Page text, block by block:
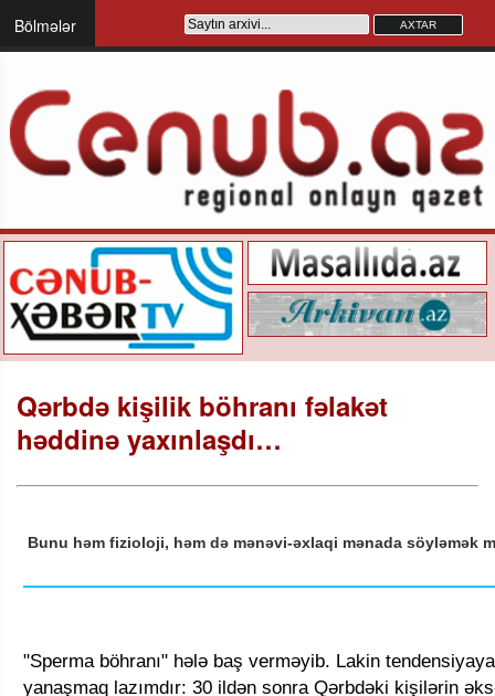
Bölmələr
Qərbdə kişilik böhranı fəlakət
həddinə yaxınlaşdı…
Bunu həm fizioloji, həm də mənəvi-əxlaqi mənada söyləmək
"Sperma böhranı" hələ baş verməyib. Lakin
yanaşmaq lazımdır: 30 ildən sonra Qərbdəki kişilərin